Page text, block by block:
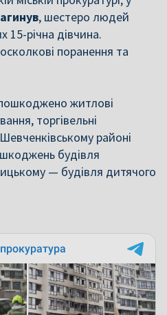
, шестеро людей
15-річна дівчина.
поранення та
житлові
торгівельні
районі
будівля
— будівля дитячого